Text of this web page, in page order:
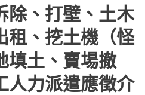
除、打壁、土木
租、挖土機（怪
填土、賣場撤
人力派遣應徵介